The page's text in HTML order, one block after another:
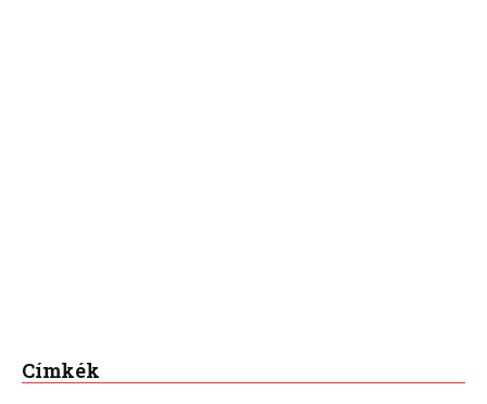
Címkék